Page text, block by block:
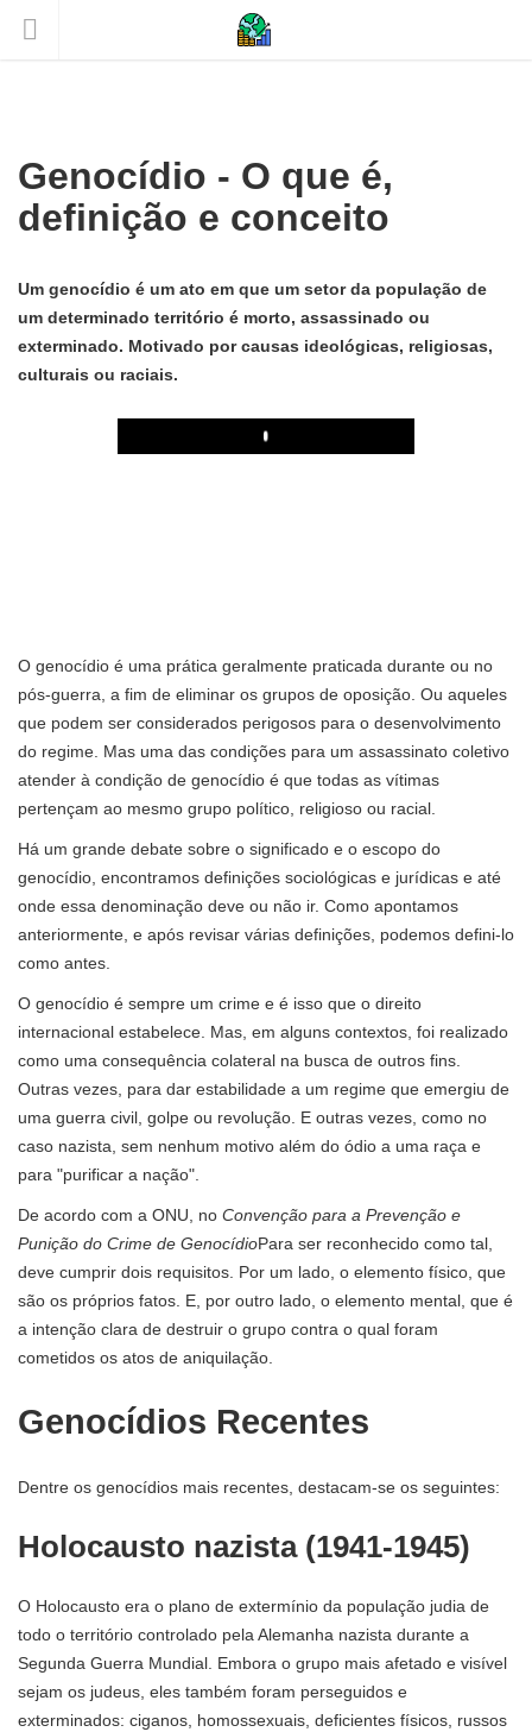
Genocídio - O que é,
definição e conceito
Um genocídio é um ato em que um setor da população de
um determinado território é morto, assassinado ou
exterminado. Motivado por causas ideológicas, religiosas,
culturais ou raciais.
Play
O genocídio é uma prática geralmente praticada durante ou no
pós-guerra, a fim de eliminar os grupos de oposição. Ou aqueles
que podem ser considerados perigosos para o desenvolvimento
do regime. Mas uma das condições para um assassinato coletivo
atender à condição de genocídio é que todas as vítimas
pertençam ao mesmo grupo político, religioso ou racial.
Há um grande debate sobre o significado e o escopo do
genocídio, encontramos definições sociológicas e jurídicas e até
onde essa denominação deve ou não ir. Como apontamos
anteriormente, e após revisar várias definições, podemos defini-lo
como antes.
O genocídio é sempre um crime e é isso que o direito
internacional estabelece. Mas, em alguns contextos, foi realizado
como uma consequência colateral na busca de outros fins.
Outras vezes, para dar estabilidade a um regime que emergiu de
uma guerra civil, golpe ou revolução. E outras vezes, como no
caso nazista, sem nenhum motivo além do ódio a uma raça e
para "purificar a nação".
De acordo com a ONU, no Convenção para a Prevenção e
Punição do Crime de GenocídioPara ser reconhecido como tal,
deve cumprir dois requisitos. Por um lado, o elemento físico, que
são os próprios fatos. E, por outro lado, o elemento mental, que é
a intenção clara de destruir o grupo contra o qual foram
cometidos os atos de aniquilação.
Genocídios Recentes
Dentre os genocídios mais recentes, destacam-se os seguintes:
Holocausto nazista (1941-1945)
O Holocausto era o plano de extermínio da população judia de
todo o território controlado pela Alemanha nazista durante a
Segunda Guerra Mundial. Embora o grupo mais afetado e visível
sejam os judeus, eles também foram perseguidos e
exterminados: ciganos, homossexuais, deficientes físicos, russos